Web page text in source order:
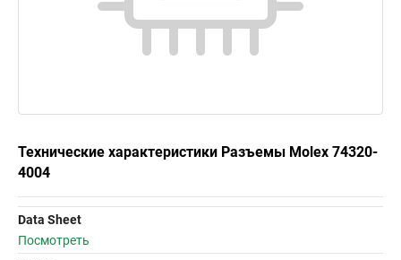
Технические характеристики Разъемы Molex 74320-
4004
Data Sheet
Посмотреть